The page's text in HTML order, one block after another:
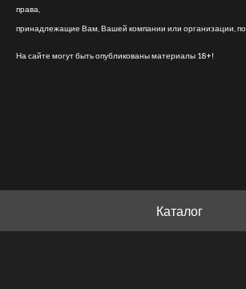
права,
принадлежащие Вам, Вашей компании или организации,
На сайте могут быть опубликованы материалы 18+!
Каталог